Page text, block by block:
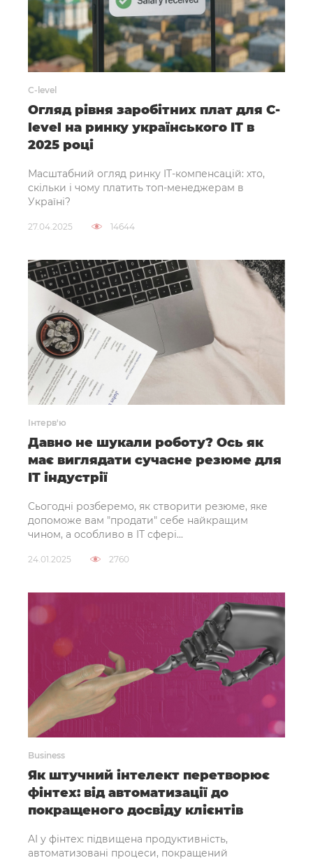
C-level
Огляд рівня заробітних плат для C-
level на ринку українського IT в
2025 році
Масштабний огляд ринку IT-компенсацій: хто,
скільки і чому платить топ-менеджерам в
Україні?
27.04.2025 14644
Інтерв'ю
Давно не шукали роботу? Ось як
має виглядати сучасне резюме для
IT індустрії
Cьогодні розберемо, як створити резюме, яке
допоможе вам "продати" себе найкращим
чином, а особливо в IT сфері...
24.01.2025 2760
Business
Як штучний інтелект перетворює
фінтех: від автоматизації до
покращеного досвіду клієнтів
AI у фінтех: підвищена продуктивність,
автоматизовані процеси, покращений